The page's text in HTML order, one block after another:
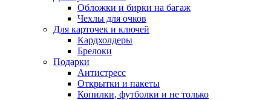
Обложки и бирки на багаж
Чехлы для очков
Для карточек и ключей
Кардхолдеры
Брелоки
Подарки
Антистресс
Открытки и пакеты
Копилки, футболки и не только